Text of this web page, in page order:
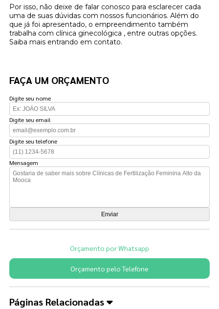
Por isso, não deixe de falar conosco para esclarecer cada
uma de suas dúvidas com nossos funcionários. Além do
que já foi apresentado, o empreendimento também
trabalha com clínica ginecológica , entre outras opções.
Saiba mais entrando em contato.
FAÇA UM ORÇAMENTO
Digite seu nome
Digite seu email
Digite seu telefone
Mensagem
Orçamento por Whatsapp
Orçamento pelo Telefone
Páginas Relacionadas